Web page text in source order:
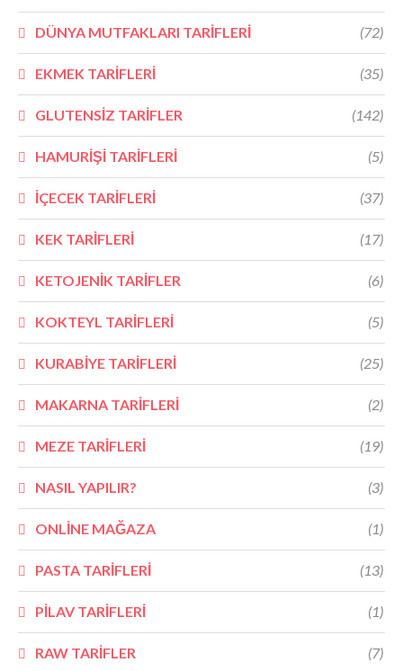
DÜNYA MUTFAKLARI TARİFLERİ (72)
EKMEK TARİFLERİ (35)
GLUTENSİZ TARİFLER (142)
HAMURİŞİ TARİFLERİ (5)
İÇECEK TARİFLERİ (37)
KEK TARİFLERİ (17)
KETOJENİK TARİFLER (6)
KOKTEYL TARİFLERİ (5)
KURABİYE TARİFLERİ (25)
MAKARNA TARİFLERİ (2)
MEZE TARİFLERİ (19)
NASIL YAPILIR? (3)
ONLİNE MAĞAZA (1)
PASTA TARİFLERİ (13)
PİLAV TARİFLERİ (1)
RAW TARİFLER (7)